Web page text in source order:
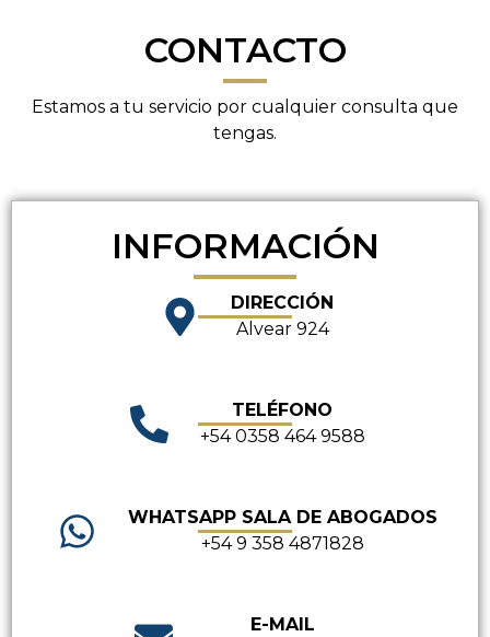
CONTACTO
Estamos a tu servicio por cualquier consulta que
tengas.
INFORMACIÓN
DIRECCIÓN
Alvear 924
TELÉFONO
+54 0358 464 9588
WHATSAPP SALA DE ABOGADOS
+54 9 358 4871828
E-MAIL